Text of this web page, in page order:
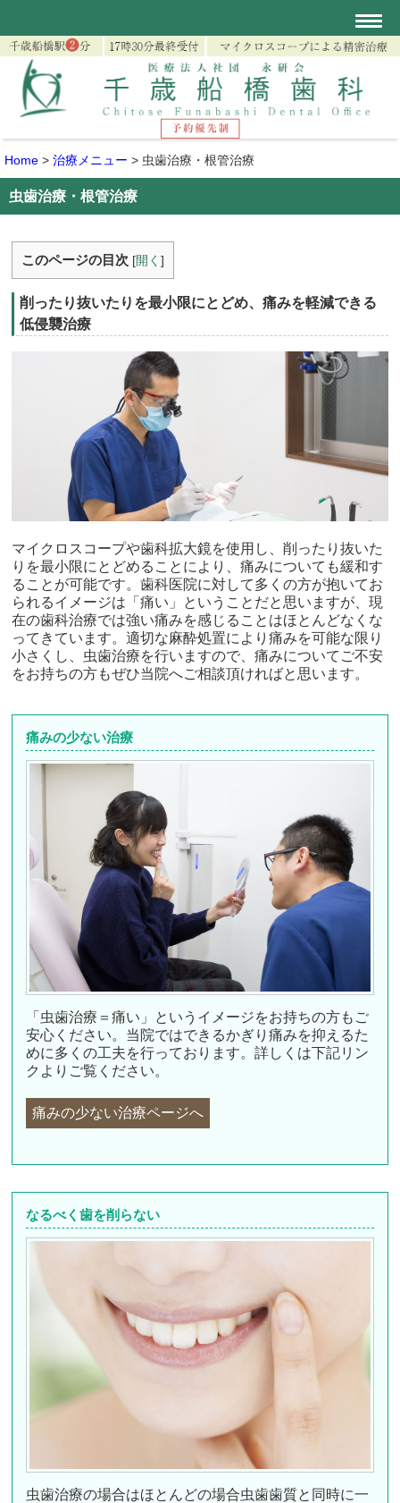
Home > 治療メニュー > 虫歯治療・根管治療
虫歯治療・根管治療
このページの目次 [開く]
削ったり抜いたりを最小限にとどめ、痛みを軽減できる
低侵襲治療
マイクロスコープや歯科拡大鏡を使用し、削ったり抜いた
りを最小限にとどめることにより、痛みについても緩和す
ることが可能です。歯科医院に対して多くの方が抱いてお
られるイメージは「痛い」ということだと思いますが、現
在の歯科治療では強い痛みを感じることはほとんどなくな
ってきています。適切な麻酔処置により痛みを可能な限り
小さくし、虫歯治療を行いますので、痛みについてご不安
をお持ちの方もぜひ当院へご相談頂ければと思います。
痛みの少ない治療
「虫歯治療＝痛い」というイメージをお持ちの方もご
安心ください。当院ではできるかぎり痛みを抑えるた
めに多くの工夫を行っております。詳しくは下記リン
クよりご覧ください。
痛みの少ない治療ページへ
なるべく歯を削らない
虫歯治療の場合はほとんどの場合虫歯歯質と同時に一